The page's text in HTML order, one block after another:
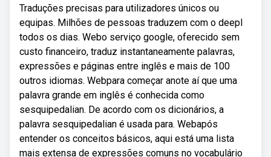
Traduções precisas para utilizadores únicos ou
equipas. Milhões de pessoas traduzem com o deepl
todos os dias. Webo serviço google, oferecido sem
custo financeiro, traduz instantaneamente palavras,
expressões e páginas entre inglês e mais de 100
outros idiomas. Webpara começar anote aí que uma
palavra grande em inglês é conhecida como
sesquipedalian. De acordo com os dicionários, a
palavra sesquipedalian é usada para. Webapós
entender os conceitos básicos, aqui está uma lista
mais extensa de expressões comuns no vocabulário